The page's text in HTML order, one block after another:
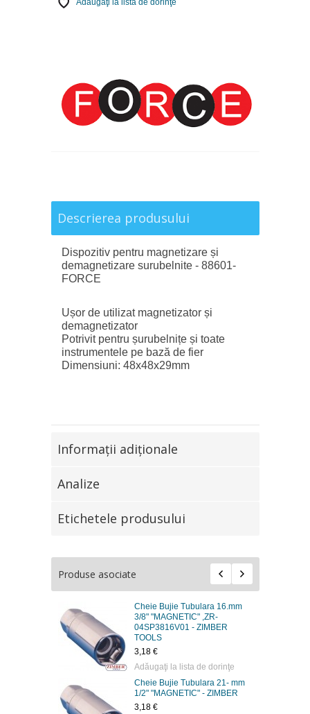
Descrierea produsului
Dispozitiv pentru magnetizare și
demagnetizare surubelnite - 88601-
FORCE
Ușor de utilizat magnetizator și
demagnetizator
Potrivit pentru șurubelnițe și toate
instrumentele pe bază de fier
Dimensiuni: 48x48x29mm
Informaţii adiţionale
Analize
Etichetele produsului
Produse asociate
Cheie Bujie Tubulara 16.mm
3/8" "MAGNETIC" ,ZR-
04SP3816V01 - ZIMBER
TOOLS
3,18 €
Adăugaţi la lista de dorinţe
Cheie Bujie Tubulara 21- mm
1/2" "MAGNETIC" - ZIMBER
3,18 €